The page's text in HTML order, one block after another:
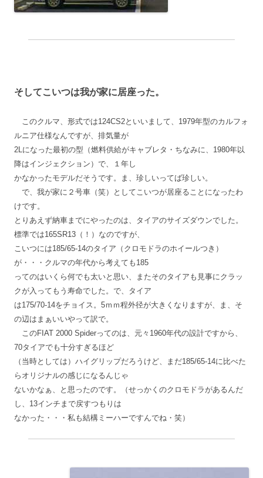
そしてこいつは我が家に居座った。
このクルマ、形式では124CS2といいまして、1979年型のカルフォ
ルニア仕様なんですが、排気量が
2Lになった最初の型（燃料供給がキャブレタ・ちなみに、1980年以
降はインジェクション）で、１年し
かなかったモデルだそうです。ま、珍しいってば珍しい。
で、我が家に２号車（笑）としてこいつが居座ることになったわ
けです。
とりあえず納車までにやったのは、タイアのサイズダウンでした。
標準では165SR13（！）なのですが、
こいつには185/65-14のタイア（クロモドラのホイールつき）
が・・・クルマの年代から考えても185
ってのはいくら何でも太いと思い、またそのタイアも見事にクラッ
クが入ってもう寿命でした。で、タイア
は175/70-14をチョイス。5ｍｍ程外径が大きくなりますが、ま、そ
の辺はまぁいいやって訳で。
このFIAT 2000 Spiderってのは、元々1960年代の設計ですから、
70タイアでも十分すぎるほど
（当時としては）ハイグリップだろうけど、まだ185/65-14に比べた
らオリジナルの感じになるんじゃ
ないかなぁ、と思ったのです。（せっかくのクロモドラがあるんだ
し、13インチまで戻すつもりは
なかった・・・私も結構ミーハーですんでね・笑）